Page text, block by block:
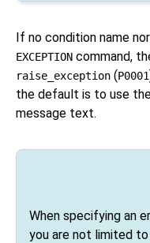
If no condition name
EXCEPTION command,
raise_exception (P0001
the default is to use
message text.
When specifying an
you are not limited